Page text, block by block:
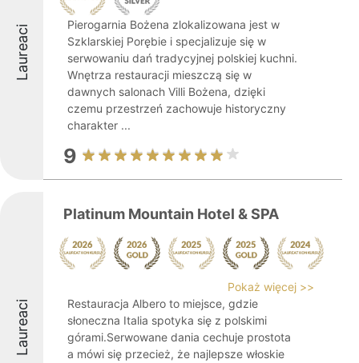
Laureaci
Pierogarnia Bożena zlokalizowana jest w
Szklarskiej Porębie i specjalizuje się w
serwowaniu dań tradycyjnej polskiej kuchni.
Wnętrza restauracji mieszczą się w
dawnych salonach Villi Bożena, dzięki
czemu przestrzeń zachowuje historyczny
charakter ...
9
Laureaci
Platinum Mountain Hotel & SPA
Pokaż więcej >>
Restauracja Albero to miejsce, gdzie
słoneczna Italia spotyka się z polskimi
górami.Serwowane dania cechuje prostota
a mówi się przecież, że najlepsze włoskie